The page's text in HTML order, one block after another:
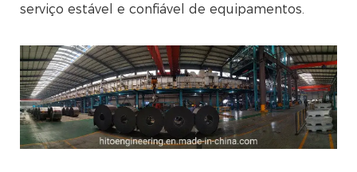
serviço estável e confiável de equipamentos.